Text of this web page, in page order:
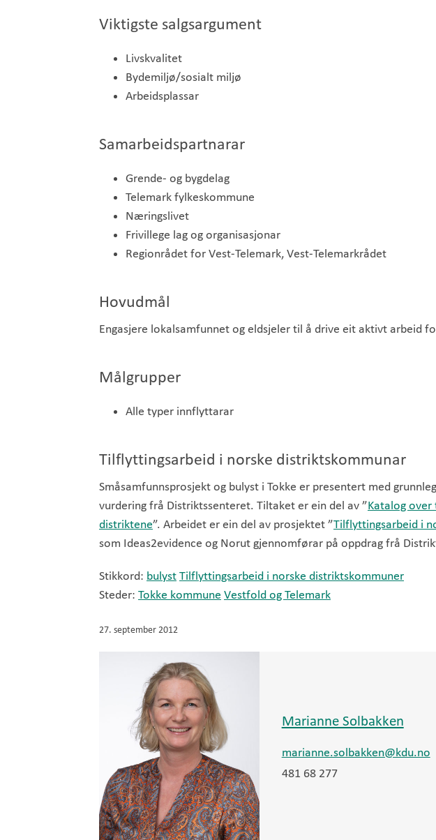
Viktigste salgsargument
Livskvalitet
Bydemiljø/sosialt miljø
Arbeidsplassar
Samarbeidspartnarar
Grende- og bygdelag
Telemark fylkeskommune
Næringslivet
Frivillege lag og organisasjonar
Regionrådet for Vest-Telemark, Vest-Telemarkrådet
Hovudmål
Engasjere lokalsamfunnet og eldsjeler til å drive eit aktivt arbeid
Målgrupper
Alle typer innflyttarar
Tilflyttingsarbeid i norske distriktskommunar
Småsamfunnsprosjekt og bulyst i Tokke er presentert med
vurdering frå Distriktssenteret. Tiltaket er ein del av ”Katalog
distriktene”. Arbeidet er ein del av prosjektet ”Tilflyttingsarbeid i
som Ideas2evidence og Norut gjennomførar på oppdrag frå
Stikkord: bulyst Tilflyttingsarbeid i norske distriktskommuner
Steder: Tokke kommune Vestfold og Telemark
27. september 2012
Marianne Solbakken
marianne.solbakken@kdu.no
481 68 277